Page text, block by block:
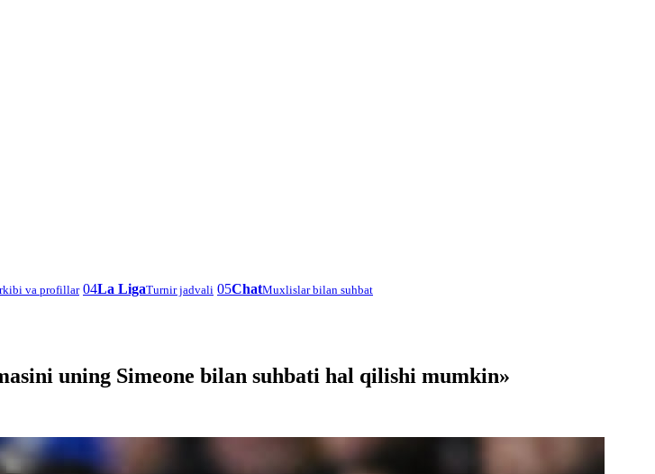
va profillar 04La LigaTurnir jadvali 05ChatMuxlislar bilan suhbat
uning Simeone bilan suhbati hal qilishi mumkin»